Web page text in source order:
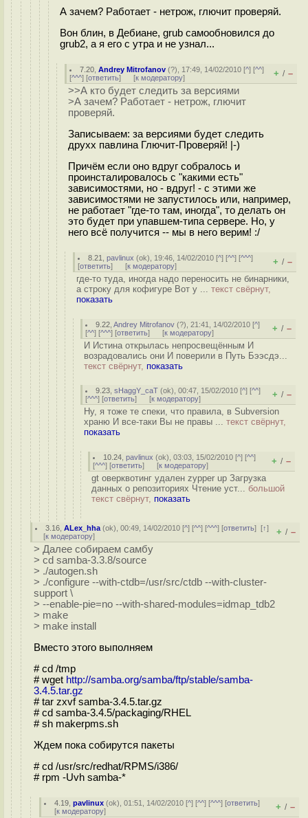
А зачем? Работает - нетрож, глючит проверяй.
Вон блин, в Дебиане, grub самообновился до
grub2, а я его с утра и не узнал...
7.20 ,Andrey Mitrofanov (?), 17:49, 14/02/2010 [^] [^^]
[^^^] [ответить] [к модератору] + / –
>>А кто будет следить за версиями
>А зачем? Работает - нетрож, глючит
проверяй.
Записываем: за версиями будет следить
друхх павлина Глючит-Проверяй! |-)
Причём если оно вдруг собралось и
проинсталировалось с "какими есть"
зависимостями, но - вдруг! - с этими же
зависимостями не запустилось или, например,
не работает "где-то там, иногда", то делать он
это будет при упавшем-типа сервере. Но, у
него всё получится -- мы в него верим! :/
8.21 ,pavlinux (ok), 19:46, 14/02/2010 [^] [^^] [^^^]
[ответить] [к модератору] + / –
где-то туда, иногда надо переносить не бинарники,
а строку для кофигуре Вот у ... текст свёрнут,
показать
9.22 ,Andrey Mitrofanov (?), 21:41, 14/02/2010 [^]
[^^] [^^^] [ответить] [к модератору] + / –
И Истина открылась непросвещённым И
возрадовались они И поверили в Путь Бээсдэ...
текст свёрнут, показать
9.23 ,sHaggY_caT (ok), 00:47, 15/02/2010 [^] [^^]
[^^^] [ответить] [к модератору] + / –
Ну, я тоже те спеки, что правила, в Subversion
храню И все-таки Вы не правы ... текст свёрнут,
показать
10.24 ,pavlinux (ok), 03:03, 15/02/2010 [^] [^^]
[^^^] [ответить] [к модератору] + / –
gt оверквотинг удален zypper up Загрузка
данных о репозиториях Чтение уст... большой
текст свёрнут, показать
3.16 ,ALex_hha (ok), 00:49, 14/02/2010 [^] [^^] [^^^] [ответить][↑]
[к модератору] + / –
> Далее собираем самбу
> cd samba-3.3.8/source
> ./autogen.sh
> ./configure --with-ctdb=/usr/src/ctdb --with-cluster-
support \
> --enable-pie=no --with-shared-modules=idmap_tdb2
> make
> make install
Вместо этого выполняем
# cd /tmp
# wget http://samba.org/samba/ftp/stable/samba-
3.4.5.tar.gz
# tar zxvf samba-3.4.5.tar.gz
# cd samba-3.4.5/packaging/RHEL
# sh makerpms.sh
Ждем пока собирутся пакеты
# cd /usr/src/redhat/RPMS/i386/
# rpm -Uvh samba-*
4.19 ,pavlinux (ok), 01:51, 14/02/2010 [^] [^^] [^^^] [ответить]
[к модератору] + / –